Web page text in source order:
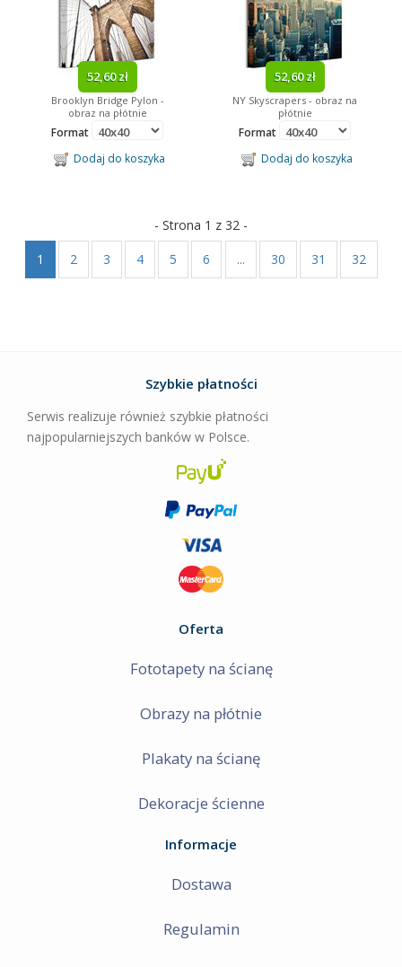
52,60 zł
Brooklyn Bridge Pylon -
obraz na płótnie
Format
Dodaj do koszyka
52,60 zł
NY Skyscrapers - obraz na
płótnie
Format
Dodaj do koszyka
- Strona 1 z 32 -
1
2 3 4 5 6 ... 30 31 32
Szybkie płatności
Serwis realizuje również szybkie płatności
najpopularniejszych banków w Polsce.
Oferta
Fototapety na ścianę
Obrazy na płótnie
Plakaty na ścianę
Dekoracje ścienne
Informacje
Dostawa
Regulamin